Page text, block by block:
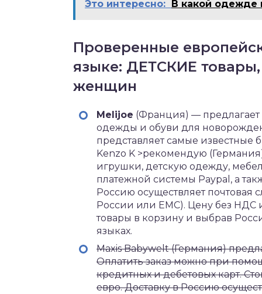
Это интересно: В какой одежде
Проверенные
языке: ДЕТСКИЕ
женщин
Melijoe (Франция) —
одежды и обуви для
представляет самые известные
Kenzo K >рекомендую
игрушки, детскую одежду,
платежной системы Paypal, а
Россию осуществляет почтовая
России или ЕМС). Цену без НДС
товары в корзину и выбрав
языках.
Maxis Babywelt (Германия)
Оплатить заказ можно при
кредитных и дебетовых карт.
евро. Доставку в Россию